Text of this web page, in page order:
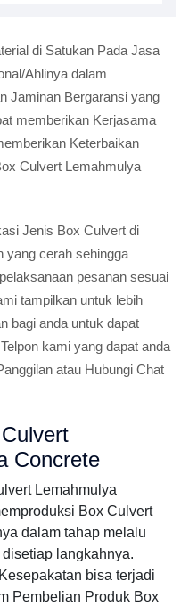
di Satukan Pada Jasa
Ahlinya dalam
Jaminan Bergaransi yang
memberikan Kerjasama
Keterbaikan
Culvert Lemahmulya
Jenis Box Culvert di
yang cerah sehingga
pesanan sesuai
tampilkan untuk lebih
bagi anda untuk dapat
kami yang dapat anda
atau Hubungi Chat
Concrete
Lemahmulya
Box Culvert
dalam tahap melalu
langkahnya.
Kesepakatan bisa terjadi
Pembelian Produk Box